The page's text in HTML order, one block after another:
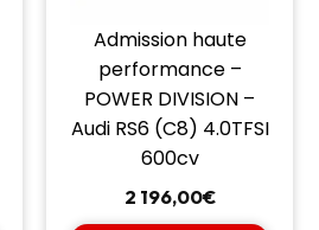
Admission haute
performance –
POWER DIVISION –
Audi RS6 (C8) 4.0TFSI
600cv
2 196,00€